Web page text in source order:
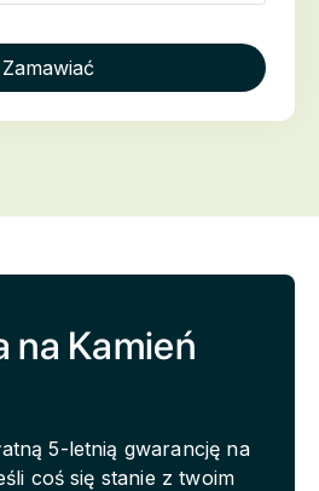
na Kamień
5-letnią gwarancję na
coś się stanie z twoim